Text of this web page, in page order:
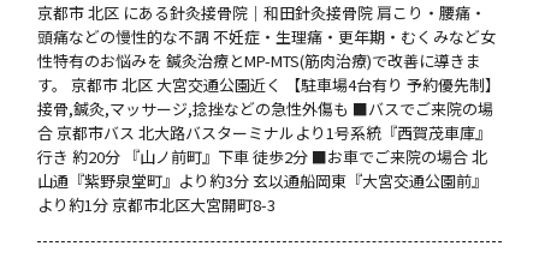
京都市 北区 にある針灸接骨院｜和田針灸接骨院 肩こり・腰痛・
頭痛などの慢性的な不調 不妊症・生理痛・更年期・むくみなど女
性特有のお悩みを 鍼灸治療とMP-MTS(筋肉治療)で改善に導きま
す。 京都市 北区 大宮交通公園近く 【駐車場4台有り 予約優先制】
接骨,鍼灸,マッサージ,捻挫などの急性外傷も ■バスでご来院の場
合 京都市バス 北大路バスターミナルより1号系統『西賀茂車庫』
行き 約20分 『山ノ前町』下車 徒歩2分 ■お車でご来院の場合 北
山通『紫野泉堂町』より約3分 玄以通船岡東『大宮交通公園前』
より約1分 京都市北区大宮開町8-3